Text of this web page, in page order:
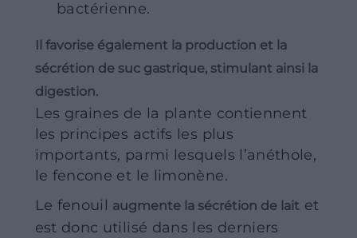
bactérienne.
Il favorise également la production et la
sécrétion de suc gastrique, stimulant ainsi la
digestion.
Les graines de la plante contiennent
les principes actifs les plus
importants, parmi lesquels l’anéthole,
le fencone et le limonène.
Le fenouil augmente la sécrétion de lait et
est donc utilisé dans les derniers